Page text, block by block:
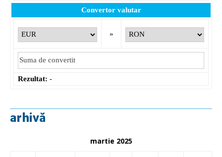
Convertor valutar
»
Rezultat: -
arhivă
martie 2025